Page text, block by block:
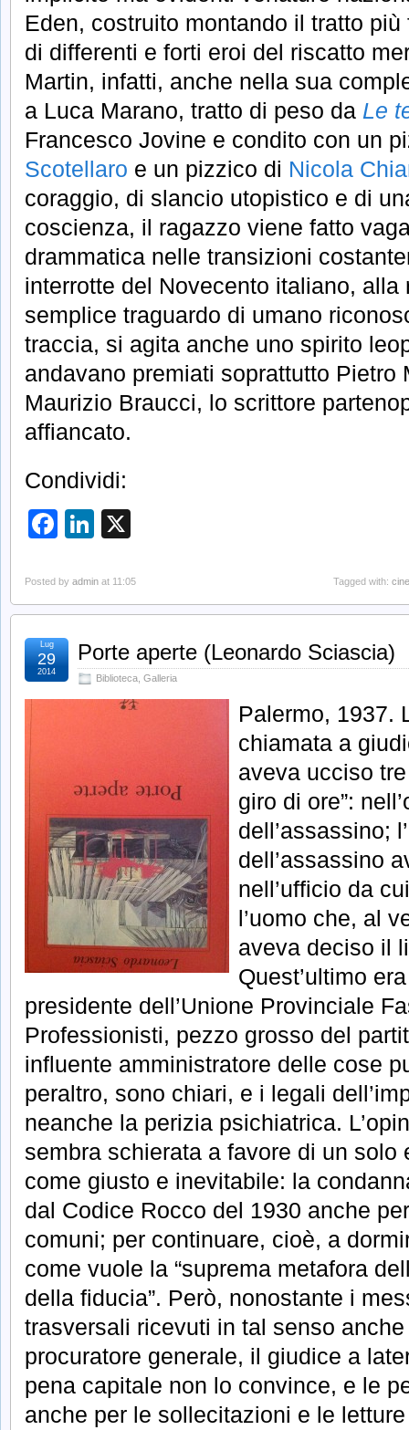
Eden, costruito montando il tratto
di differenti e forti eroi del riscatto
Martin, infatti, anche nella sua
a Luca Marano, tratto di peso da Le
Francesco Jovine e condito con un
Scotellaro e un pizzico di Nicola
coraggio, di slancio utopistico e di
coscienza, il ragazzo viene fatto
drammatica nelle transizioni
interrotte del Novecento italiano, alla
semplice traguardo di umano
traccia, si agita anche uno spirito
andavano premiati soprattutto Pietro
Maurizio Braucci, lo scrittore
affiancato.
Condividi:
Facebook
LinkedIn
Posted by admin at 11:05 Tagged with:
Porte aperte (Leonardo Sciascia)
Biblioteca, Galleria
Lug
29
2014
Palermo, 1937.
chiamata a
aveva ucciso
giro di ore”:
dell’assassino;
dell’assassino
nell’ufficio da
l’uomo che, al
aveva deciso il
Quest’ultimo
presidente dell’Unione Provinciale
Professionisti, pezzo grosso del
influente amministratore delle cose
peraltro, sono chiari, e i legali
neanche la perizia psichiatrica.
sembra schierata a favore di un solo
come giusto e inevitabile: la
dal Codice Rocco del 1930 anche
comuni; per continuare, cioè, a
come vuole la “suprema metafora
della fiducia”. Però, nonostante i
trasversali ricevuti in tal senso
procuratore generale, il giudice a
pena capitale non lo convince, e le
anche per le sollecitazioni e le